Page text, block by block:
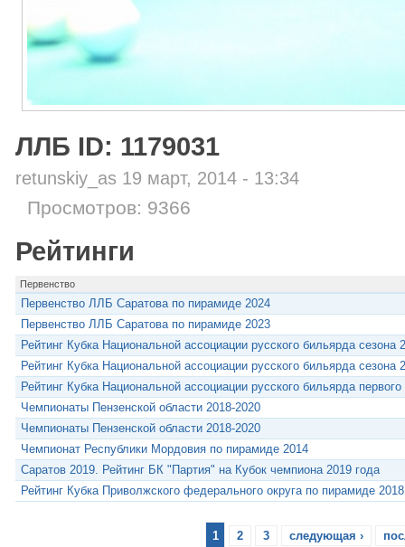
ЛЛБ ID: 1179031
retunskiy_as 19 март, 2014 - 13:34
Просмотров: 9366
Рейтинги
Первенство
Первенство ЛЛБ Саратова по пирамиде 2024
Первенство ЛЛБ Саратова по пирамиде 2023
Рейтинг Кубка Национальной ассоциации русского бильярда сезона
Рейтинг Кубка Национальной ассоциации русского бильярда сезона
Рейтинг Кубка Национальной ассоциации русского бильярда первого
Чемпионаты Пензенской области 2018-2020
Чемпионаты Пензенской области 2018-2020
Чемпионат Республики Мордовия по пирамиде 2014
Саратов 2019. Рейтинг БК "Партия" на Кубок чемпиона 2019 года
Рейтинг Кубка Приволжского федерального округа по пирамиде 2018
1 2 3 следующая ›